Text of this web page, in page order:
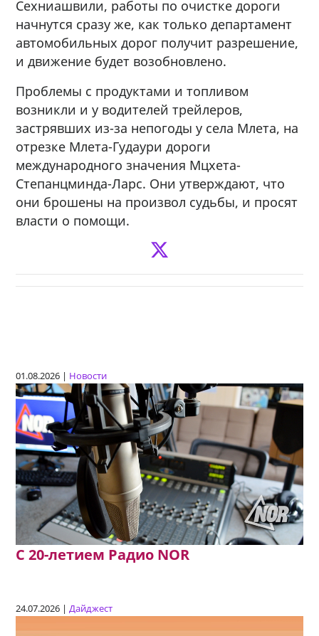
Сехниашвили, работы по очистке дороги
начнутся сразу же, как только департамент
автомобильных дорог получит разрешение,
и движение будет возобновлено.
Проблемы с продуктами и топливом
возникли и у водителей трейлеров,
застрявших из-за непогоды у села Млета, на
отрезке Млета-Гудаури дороги
международного значения Мцхета-
Степанцминда-Ларс. Они утверждают, что
они брошены на произвол судьбы, и просят
власти о помощи.
01.08.2026 | Новости
C 20-летием Радио NOR
24.07.2026 |Дайджест